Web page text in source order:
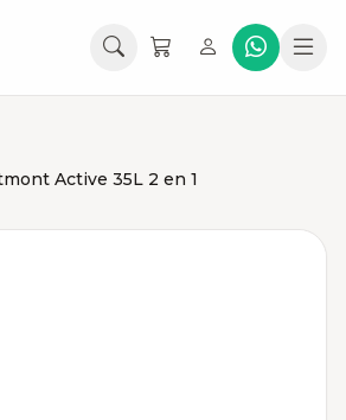
Active 35L 2 en 1